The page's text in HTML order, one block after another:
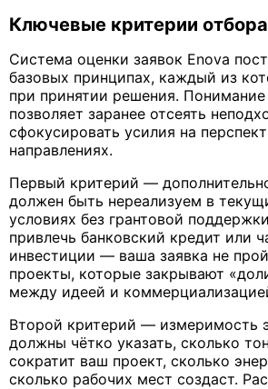
Ключевые критерии
Система оценки заявок Enova
базовых принципах, каждый из
при принятии решения. Понимание
позволяет заранее отсеять
сфокусировать усилия на
направлениях.
Первый критерий —
должен быть нереализуем в
условиях без грантовой
привлечь банковский кредит или
инвестиции — ваша заявка не
проекты, которые закрывают
между идеей и
Второй критерий — измеримость
должны чётко указать, сколько
сократит ваш проект, сколько
сколько рабочих мест создаст.